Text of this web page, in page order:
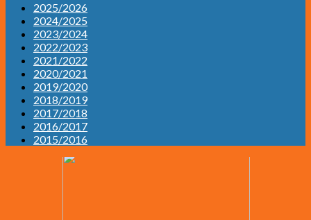
2025/2026
2024/2025
2023/2024
2022/2023
2021/2022
2020/2021
2019/2020
2018/2019
2017/2018
2016/2017
2015/2016